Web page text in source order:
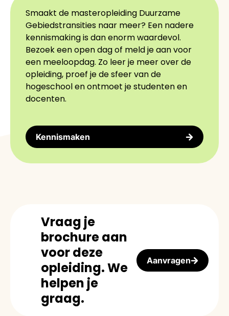
Smaakt de masteropleiding Duurzame
Gebiedstransities naar meer? Een nadere
kennismaking is dan enorm waardevol.
Bezoek een open dag of meld je aan voor
een meeloopdag. Zo leer je meer over de
opleiding, proef je de sfeer van de
hogeschool en ontmoet je studenten en
docenten.
Kennismaken
Vraag je
brochure aan
voor deze
opleiding. We
helpen je
graag.
Aanvragen